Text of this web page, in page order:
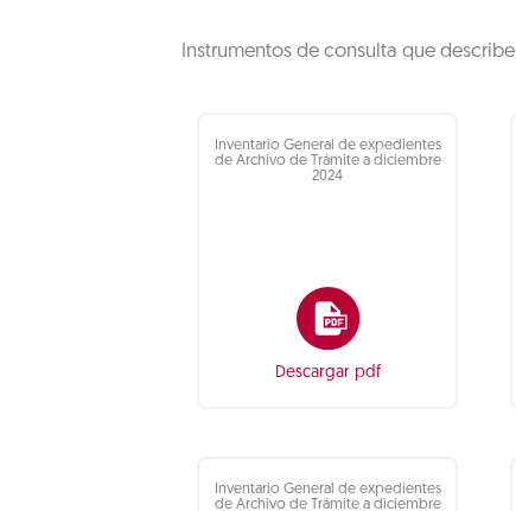
Instrumentos de consulta que
Inventario General de expedientes
de Archivo de Trámite a diciembre
2024
Descargar pdf
Inventario General de expedientes
de Archivo de Trámite a diciembre